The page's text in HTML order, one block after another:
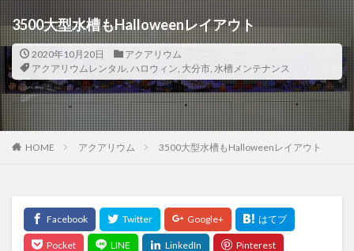
3500大型水槽もHalloweenレイアウト
2020年10月20日
アクアリウム
アクアリウムレンタル, ハロウィン, 大分市, 水槽メンテナンス
HOME アクアリウム 3500大型水槽もHalloweenレイアウト